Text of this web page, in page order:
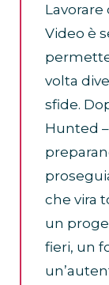
Video è
volta
sfide.
Hunted
che vira
un
fieri, un